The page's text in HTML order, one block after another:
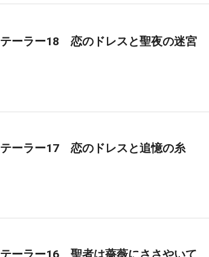
ーラー18 恋のドレスと聖夜の迷宮
ーラー17 恋のドレスと追憶の糸